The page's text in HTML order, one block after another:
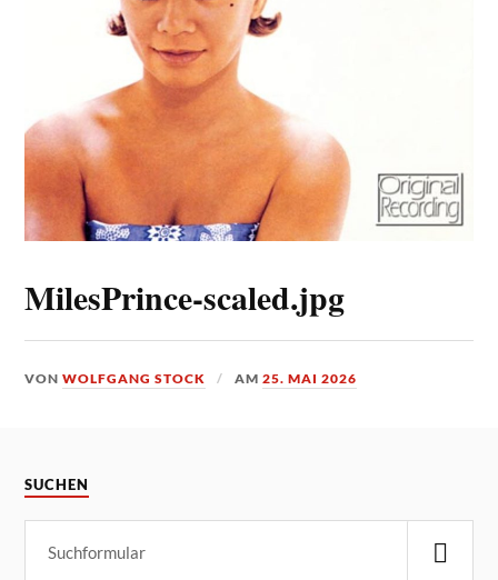
MilesPrince-scaled.jpg
VONWOLFGANG STOCK AM25. MAI 2026
SUCHEN